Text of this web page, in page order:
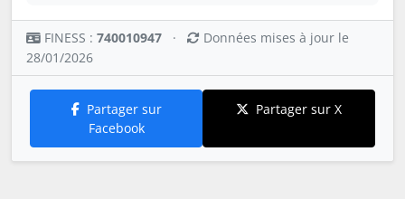
FINESS : 740010947 ·
Données mises à jour le
28/01/2026
Partager sur
Facebook
Partager sur X